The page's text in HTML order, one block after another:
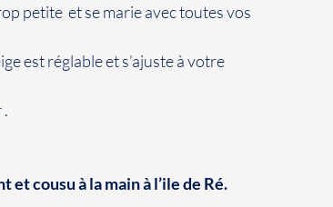
petite et se marie avec toutes vos
est réglable et s’ajuste à votre
cousu à la main à l’ile de Ré.